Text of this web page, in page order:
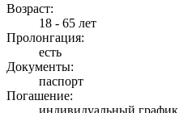
Возраст:
18 - 65 лет
Пролонгация:
есть
Документы:
паспорт
Погашение:
индивидуальный график